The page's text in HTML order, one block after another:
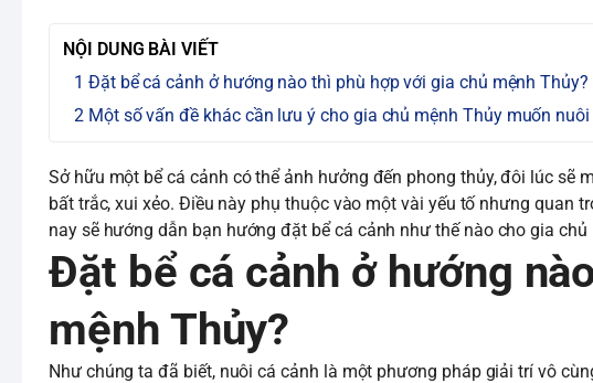
NỘI DUNG BÀI VIẾT
Đặt bể cá cảnh ở hướng nào thì phù hợp với gia chủ mệnh Thủy?
Một số vấn đề khác cần lưu ý cho gia chủ mệnh Thủy muốn
Sở hữu một bể cá cảnh có thể ảnh hưởng đến phong thủy, đôi lúc sẽ
bất trắc, xui xẻo. Điều này phụ thuộc vào một vài yếu tố nhưng quan
nay sẽ hướng dẫn bạn hướng đặt bể cá cảnh như thế nào cho gia chủ
Đặt bể cá cảnh ở hướng
mệnh Thủy?
Như chúng ta đã biết, nuôi cá cảnh là một phương pháp giải trí vô